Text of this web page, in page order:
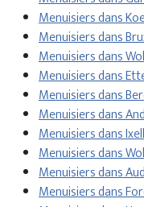
Menuisiers dans
Menuisiers dans
Menuisiers dans
Menuisiers dans
Menuisiers dans
Menuisiers dans
Menuisiers dans
Menuisiers dans
Menuisiers dans
Menuisiers dans